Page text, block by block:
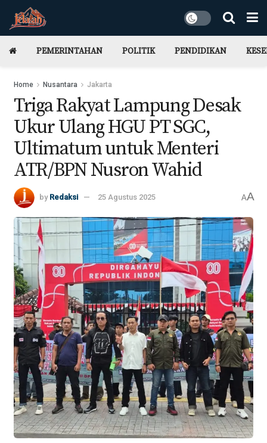
PEMERINTAHAN POLITIK PENDIDIKAN
Home Nusantara Jakarta
Triga Rakyat Lampung Desak
Ukur Ulang HGU PT SGC,
Ultimatum untuk Menteri
ATR/BPN Nusron Wahid
by Redaksi 25 Agustus 2025 AA